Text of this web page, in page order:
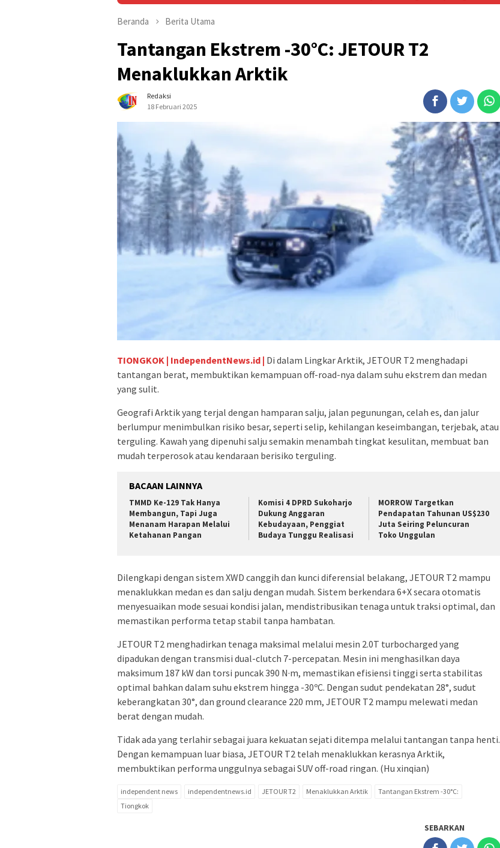
Beranda Berita Utama
Tantangan Ekstrem -30°C: JETOUR T2
Menaklukkan Arktik
Redaksi
18 Februari 2025
TIONGKOK | IndependentNews.id | Di dalam Lingkar Arktik, JETOUR T2 menghadapi
tantangan berat, membuktikan kemampuan off-road-nya dalam suhu ekstrem dan medan
yang sulit.
Geografi Arktik yang terjal dengan hamparan salju, jalan pegunungan, celah es, dan jalur
berlumpur menimbulkan risiko besar, seperti selip, kehilangan keseimbangan, terjebak, atau
terguling. Kawah yang dipenuhi salju semakin menambah tingkat kesulitan, membuat ban
mudah terperosok atau kendaraan berisiko terguling.
BACAAN LAINNYA
TMMD Ke-129 Tak Hanya
Membangun, Tapi Juga
Menanam Harapan Melalui
Ketahanan Pangan
Komisi 4 DPRD Sukoharjo
Dukung Anggaran
Kebudayaan, Penggiat
Budaya Tunggu Realisasi
MORROW Targetkan
Pendapatan Tahunan US$230
Juta Seiring Peluncuran
Toko Unggulan
Dilengkapi dengan sistem XWD canggih dan kunci diferensial belakang, JETOUR T2 mampu
menaklukkan medan es dan salju dengan mudah. Sistem berkendara 6+X secara otomatis
menyesuaikan mode sesuai kondisi jalan, mendistribusikan tenaga untuk traksi optimal, dan
memastikan performa tetap stabil tanpa hambatan.
JETOUR T2 menghadirkan tenaga maksimal melalui mesin 2.0T turbocharged yang
dipadukan dengan transmisi dual-clutch 7-percepatan. Mesin ini menghasilkan daya
maksimum 187 kW dan torsi puncak 390 N·m, memastikan efisiensi tinggi serta stabilitas
optimal bahkan dalam suhu ekstrem hingga -30ºC. Dengan sudut pendekatan 28°, sudut
keberangkatan 30°, dan ground clearance 220 mm, JETOUR T2 mampu melewati medan
berat dengan mudah.
Tidak ada yang terlahir sebagai juara kekuatan sejati ditempa melalui tantangan tanpa henti.
Dengan kemampuan luar biasa, JETOUR T2 telah menaklukkan kerasnya Arktik,
membuktikan performa unggulnya sebagai SUV off-road ringan. (Hu xinqian)
independent news independentnews.id JETOUR T2 Menaklukkan Arktik
Tantangan Ekstrem -30°C:
Tiongkok
SEBARKAN